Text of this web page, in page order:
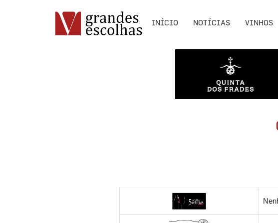
INÍCIO NOTÍCIAS VINHOS